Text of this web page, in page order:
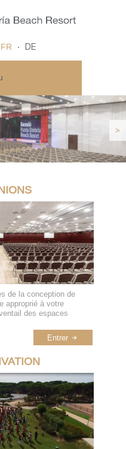
FR DE
>
de la conception de
approprié à votre
des espaces
Entrer